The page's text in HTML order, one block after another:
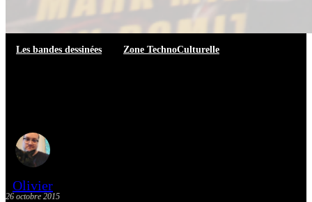
Les bandes dessinées Zone TechnoCulturelle
Olivier
26 octobre 2015